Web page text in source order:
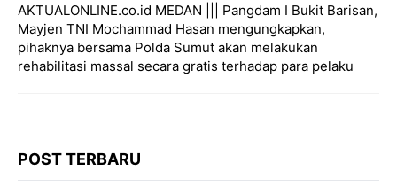
AKTUALONLINE.co.id MEDAN ||| Pangdam I Bukit Barisan,
Mayjen TNI Mochammad Hasan mengungkapkan,
pihaknya bersama Polda Sumut akan melakukan
rehabilitasi massal secara gratis terhadap para pelaku
POST TERBARU